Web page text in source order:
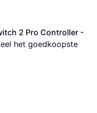
2 Pro Controller -
het goedkoopste